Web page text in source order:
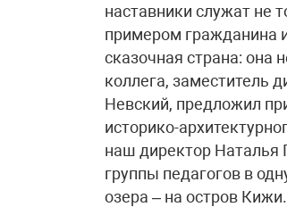
наставники служат не
примером гражданина
сказочная страна: она
коллега, заместитель
Невский, предложил
историко-
наш директор Наталья
группы педагогов в
озера – на остров Кижи.